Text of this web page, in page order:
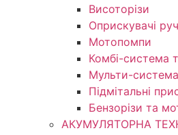
Висоторізи
Оприскувачі
Мотопомпи
Комбі-система
Мульти-
Підмітальні
Бензорізи та
АКУМУЛЯТОРНА